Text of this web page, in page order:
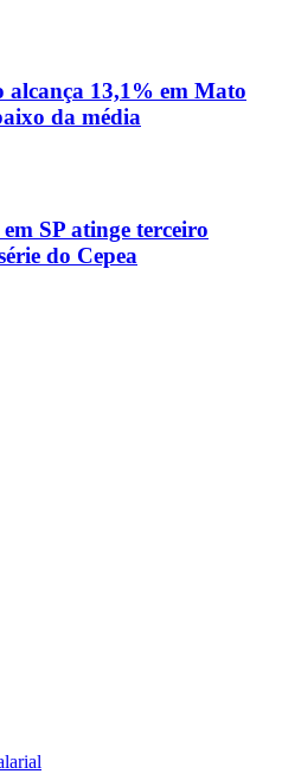
alcança 13,1% em Mato
da média
SP atinge terceiro
do Cepea